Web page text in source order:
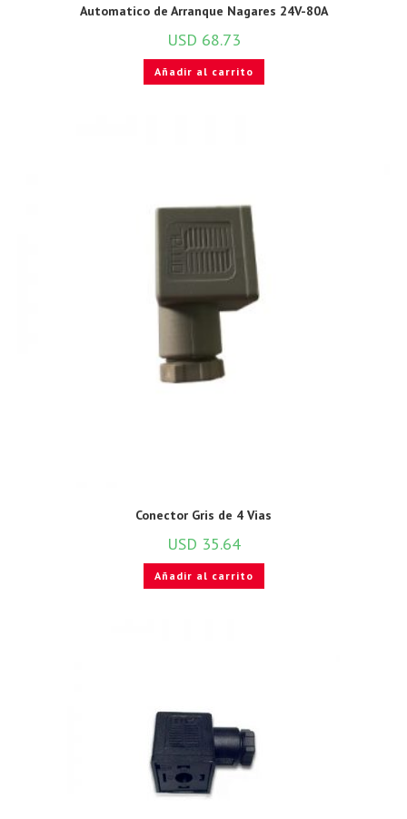
Automatico de Arranque Nagares 24V-80A
USD 68.73
Añadir al carrito
Conector Gris de 4 Vias
USD 35.64
Añadir al carrito